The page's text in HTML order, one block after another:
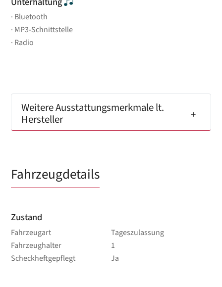
Bluetooth
MP3-Schnittstelle
Radio
Weitere Ausstattungsmerkmale lt.
Hersteller
Fahrzeugdetails
Zustand
Fahrzeugart
Tageszulassung
Fahrzeughalter
1
Scheckheftgepflegt
Ja